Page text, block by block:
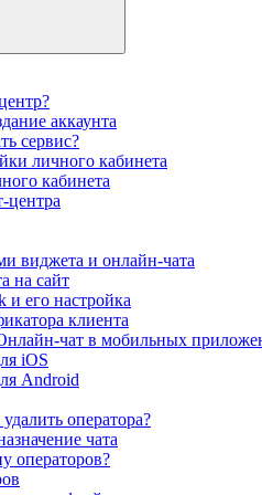
аккаунта
сервис?
личного кабинета
кабинета
центра
виджета и онлайн-чата
на сайт
и его настройка
клиента
чат в мобильных
iOS
Android
оператора?
чата
операторов?